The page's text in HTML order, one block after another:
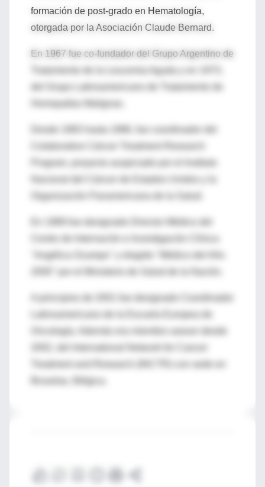
formación de post-grado en Hematología,
otorgada por la Asociación Claude Bernard.
En 1967 fue co-fundador del Grupo Argentino de
Tratamiento de la Leucemia Aguda y en 1973,
del Grupo Latinoamericano de Tratamiento de
Hemopatías Malignas.
Program, proyecto auspiciado por el Instituto
Organización Panamericana de la Salud.
En 1989 fue designado Director Médico del
Centro de Internación e Investigación Clínica
"Angélica Ocampo" y elegido "Médico del Año
A principios de 2001 fue designado Coordinador
Oncología. Además era miembro asesor desde
Bruselas, Bélgica.